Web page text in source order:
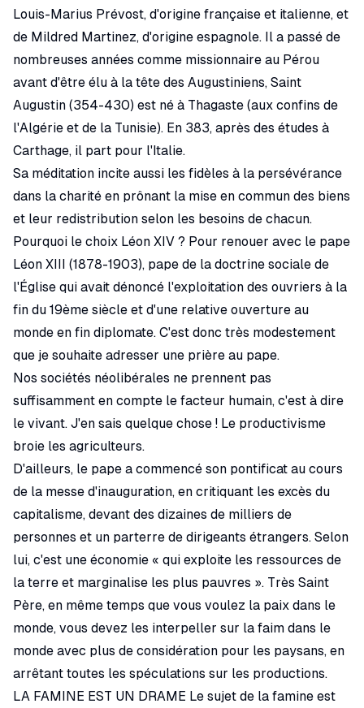
Louis-Marius Prévost, d'origine française et italienne, et
de Mildred Martinez, d'origine espagnole. Il a passé de
nombreuses années comme missionnaire au Pérou
avant d'être élu à la tête des Augustiniens, Saint
Augustin (354-430) est né à Thagaste (aux confins de
l'Algérie et de la Tunisie). En 383, après des études à
Carthage, il part pour l'Italie.
Sa méditation incite aussi les fidèles à la persévérance
dans la charité en prônant la mise en commun des biens
et leur redistribution selon les besoins de chacun.
Pourquoi le choix Léon XIV ? Pour renouer avec le pape
Léon XIII (1878-1903), pape de la doctrine sociale de
l'Église qui avait dénoncé l'exploitation des ouvriers à la
fin du 19ème siècle et d'une relative ouverture au
monde en fin diplomate. C'est donc très modestement
que je souhaite adresser une prière au pape.
Nos sociétés néolibérales ne prennent pas
suffisamment en compte le facteur humain, c'est à dire
le vivant. J'en sais quelque chose ! Le productivisme
broie les agriculteurs.
D'ailleurs, le pape a commencé son pontificat au cours
de la messe d'inauguration, en critiquant les excès du
capitalisme, devant des dizaines de milliers de
personnes et un parterre de dirigeants étrangers. Selon
lui, c'est une économie « qui exploite les ressources de
la terre et marginalise les plus pauvres ». Très Saint
Père, en même temps que vous voulez la paix dans le
monde, vous devez les interpeller sur la faim dans le
monde avec plus de considération pour les paysans, en
arrêtant toutes les spéculations sur les productions.
LA FAMINE EST UN DRAME Le sujet de la famine est